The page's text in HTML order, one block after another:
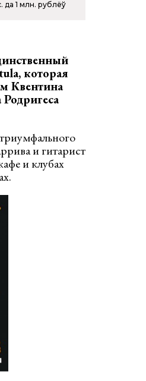
да 1 млн. рублёў
, которая
Квентина
Родригеса
и гитарист
и клубах